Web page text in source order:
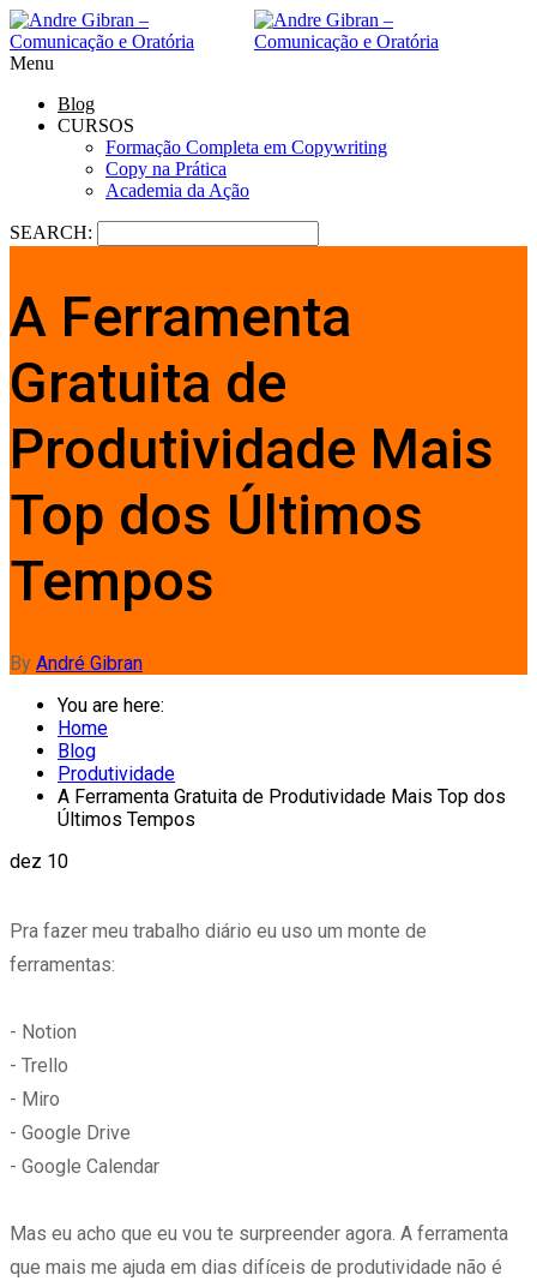
Menu
Blog
CURSOS
Formação Completa em Copywriting
Copy na Prática
Academia da Ação
SEARCH:
A Ferramenta
Gratuita de
Produtividade Mais
Top dos Últimos
Tempos
By André Gibran
You are here:
Home
Blog
Produtividade
A Ferramenta Gratuita de Produtividade Mais Top dos
Últimos Tempos
dez 10
Pra fazer meu trabalho diário eu uso um monte de
ferramentas:
- Notion
- Trello
- Miro
- Google Drive
- Google Calendar
Mas eu acho que eu vou te surpreender agora. A ferramenta
que mais me ajuda em dias difíceis de produtividade não é